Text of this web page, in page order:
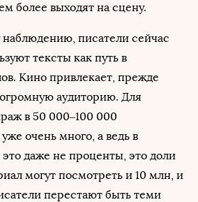
более выходят на сцену.
писатели сейчас
тексты как путь в
Кино привлекает, прежде
аудиторию. Для
в 50 000–100 000
очень много, а ведь в
даже не проценты, это доли
могут посмотреть и 10 млн, и
перестают быть теми